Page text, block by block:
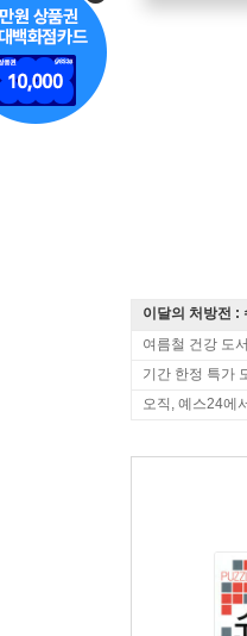
이달의 처방전 :
여름철 건강 도
기간 한정 특가
오직, 예스24에